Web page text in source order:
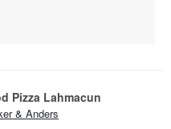
Pizza Lahmacun
& Anders